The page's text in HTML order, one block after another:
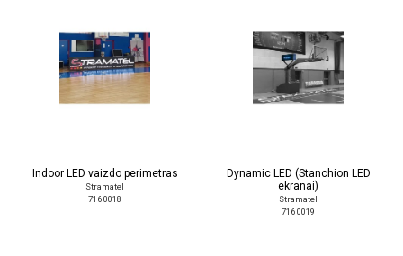
Indoor LED vaizdo perimetras
Stramatel
716 0018
Dynamic LED (Stanchion LED
ekranai)
Stramatel
716 0019